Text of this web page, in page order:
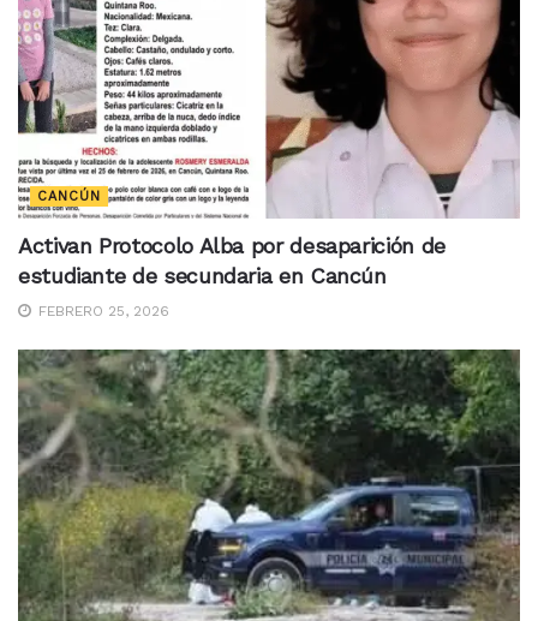
CANCÚN
Activan Protocolo Alba por desaparición de
estudiante de secundaria en Cancún
FEBRERO 25, 2026